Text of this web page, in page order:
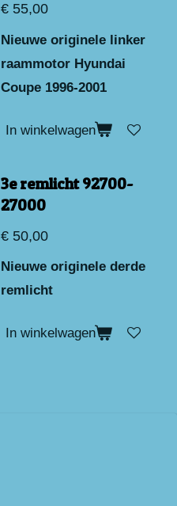
€ 55,00
Nieuwe originele linker
raammotor Hyundai
Coupe 1996-2001
In winkelwagen
3e remlicht 92700-
27000
€ 50,00
Nieuwe originele derde
remlicht
In winkelwagen